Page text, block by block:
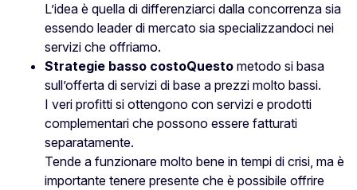
L’idea è quella di differenziarci dalla concorrenza sia
essendo leader di mercato sia specializzandoci nei
servizi che offriamo.
Strategie basso costoQuesto metodo si basa
sull’offerta di servizi di base a prezzi molto bassi.
I veri profitti si ottengono con servizi e prodotti
complementari che possono essere fatturati
separatamente.
Tende a funzionare molto bene in tempi di crisi, ma è
importante tenere presente che è possibile offrire